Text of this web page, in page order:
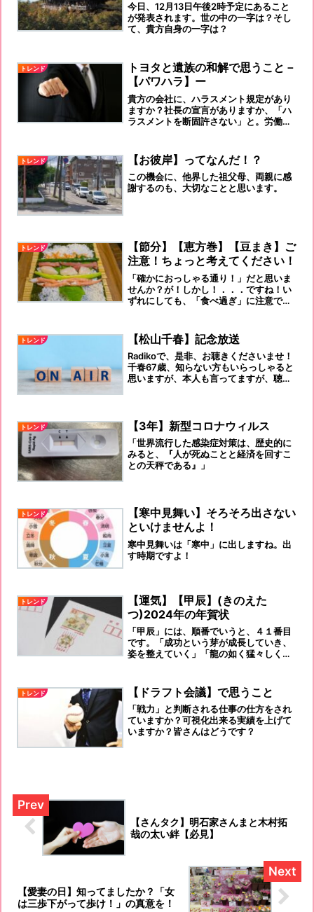
今日、12月13日午後2時予定にあること
が発表されます。世の中の一字は？そし
て、貴方自身の一字は？
トレンド
トヨタと遺族の和解で思うこと－
【パワハラ】ー
貴方の会社に、ハラスメント規定があり
ますか？社長の宣言がありますか、「ハ
ラスメントを断固許さない」と。労働人
貴方が、そうかもしれませんよ！
トレンド 【お彼岸】ってなんだ！？
この機会に、他界した祖父母、両親に感
謝するのも、大切なことと思います。
トレンド
【節分】【恵方巻】【豆まき】ご
注意！ちょっと考えてください！
「確かにおっしゃる通り！」だと思いま
せんか？が！しかし！．．．ですね！い
ずれにしても、「食べ過ぎ」に注意で
トレンド 【松山千春】記念放送
Radikoで、是非、お聴きくださいませ！
千春67歳、知らない方もいらっしゃると
思いますが、本人も言ってますが、聴い
トレンド 【3年】新型コロナウィルス
「世界流行した感染症対策は、歴史的に
みると、『人が死ぬことと経済を回すこ
との天秤である』」
トレンド
【寒中見舞い】そろそろ出さない
といけませんよ！
寒中見舞いは「寒中」に出しますね。出
す時期ですよ！
トレンド
【運気】【甲辰】(きのえた
つ)2024年の年賀状
「甲辰」には、順番でいうと、４１番目
です。「成功という芽が成長していき、
姿を整えていく」「龍の如く猛々しく、
す！
トレンド 【ドラフト会議】で思うこと
「戦力」と判断される仕事の仕方をされ
ていますか？可視化出来る実績を上げて
いますか？皆さんはどうです？
【さんタク】明石家さんまと木村拓
哉の太い絆【必見】
【愛妻の日】知ってましたか？「女
は三歩下がって歩け！」の真意を！